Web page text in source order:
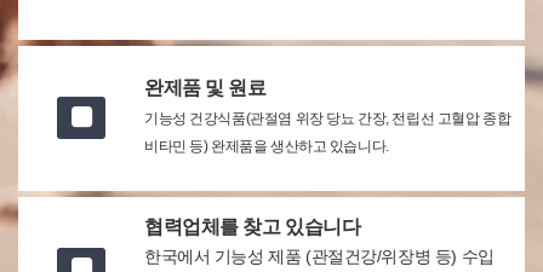
완제품 및 원료
기능성 건강식품(관절염 위장 당뇨 간장, 전립선 고혈압 종합
비타민 등) 완제품을 생산하고 있습니다.
협력업체를 찾고 있습니다
한국에서 기능성 제품 (관절건강/위장병 등) 수입